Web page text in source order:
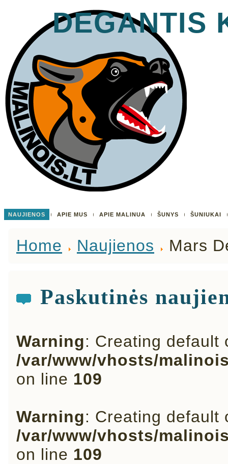
DEGANTIS
NAUJIENOS APIE MUS APIE MALINUA ŠUNYS ŠUNIUKAI
Home Naujienos Mars
Paskutinės
Warning: Creating default
/var/www/vhosts/
on line 109
Warning: Creating default
/var/www/vhosts/
on line 109